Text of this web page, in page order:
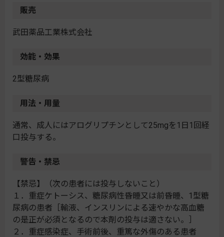
販売
武田薬品工業株式会社
効能・効果
2型糖尿病
用法・用量
通常、成人にはアログリプチンとして25mgを1日1回経
口投与する。
警告・禁忌
【禁忌】（次の患者には投与しないこと）
１．重症ケトーシス、糖尿病性昏睡又は前昏睡、1型糖
尿病の患者［輸液、インスリンによる速やかな高血糖
の是正が必須となるので本剤の投与は適さない。］
２．重症感染症、手術前後、重篤な外傷のある患者